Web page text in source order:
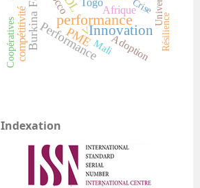
performance
Innovation
Performance
Burkina Faso PME
Afrique
compétitivité Adoption
Togo
V
Mali
Coopératives
Crise
Résilience
Indexation